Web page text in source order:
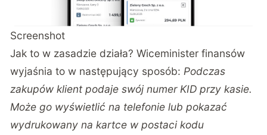
Screenshot
Jak to w zasadzie działa? Wiceminister finansów
wyjaśnia to w następujący sposób:Podczas
zakupów klient podaje swój numer KID przy kasie.
Może go wyświetlić na telefonie lub pokazać
wydrukowany na kartce w postaci kodu